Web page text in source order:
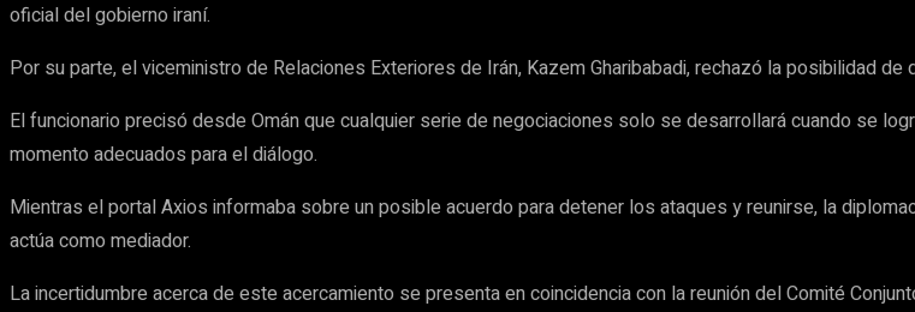
oficial del gobierno iraní.
Por su parte, el viceministro de Relaciones Exteriores de Irán, Kazem Gharibabadi, rechazó la posibilidad
El funcionario precisó desde Omán que cualquier serie de negociaciones solo se desarrollará cuando se
momento adecuados para el diálogo.
Mientras el portal Axios informaba sobre un posible acuerdo para detener los ataques y reunirse, la
actúa como mediador.
La incertidumbre acerca de este acercamiento se presenta en coincidencia con la reunión del Comité